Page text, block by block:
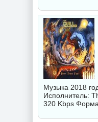
Музыка 2018
Исполнитель:
320 Kbps